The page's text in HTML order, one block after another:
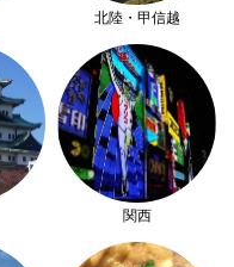
北陸・甲信越
関西